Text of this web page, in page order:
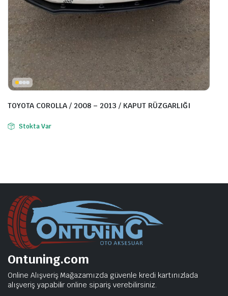
TOYOTA COROLLA / 2008 – 2013 / KAPUT RÜZGARLIĞI
Stokta Var
Ontuning.com
Online Alışveriş Mağazamızda güvenle kredi kartınızlada
alışveriş yapabilir online sipariş verebilirsiniz.